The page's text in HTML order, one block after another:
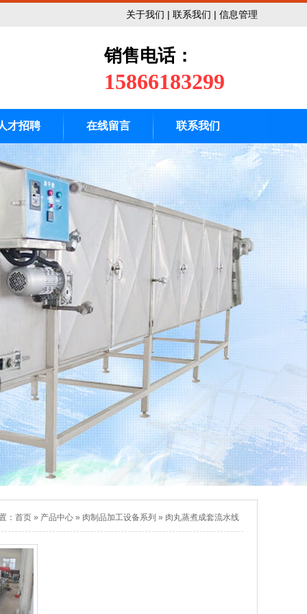
健全。本公司经营宗旨为“开拓创新，质量为本”，奉行的方针
关于我们 | 联系我们 | 信息管理
销售电话：
15866183299
才招聘 在线留言 联系我们
： 首页» 产品中心» 肉制品加工设备系列 » 肉丸蒸煮成套流水线